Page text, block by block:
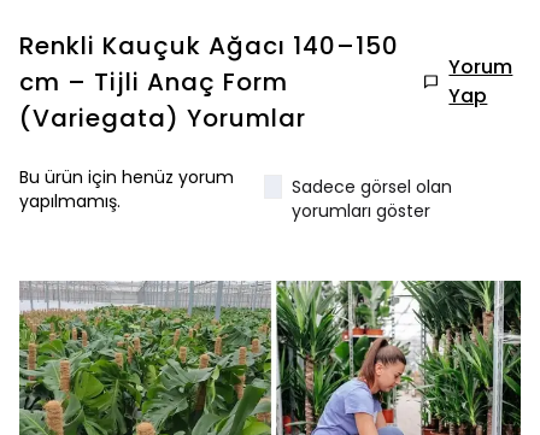
Renkli Kauçuk Ağacı 140–150
cm – Tijli Anaç Form
(Variegata) Yorumlar
Yorum
Yap
Bu ürün için henüz yorum
yapılmamış.
Sadece görsel olan
yorumları göster